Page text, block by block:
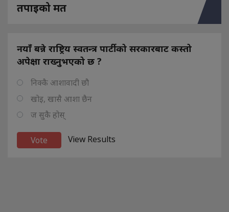
तपाइको मत
नयाँ बन्ने राष्ट्रिय स्वतन्त्र पार्टीको सरकारबाट कस्तो
अपेक्षा राख्नुभएको छ ?
निक्कै आशावादी छौ
खोइ, खासै आशा छैन
ज सुकै होस्
View Results